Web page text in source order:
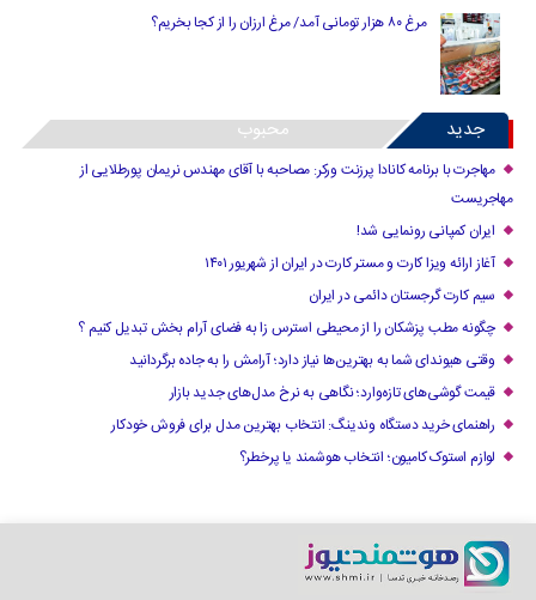
مرغ ۸۰ هزار تومانی آمد/ مرغ ارزان را از کجا بخریم؟
جدید محبوب
مهاجرت با برنامه کانادا پرزنت ورکر: مصاحبه با آقای مهندس نریمان پورطلایی از
مهاجریست
ایران کمپانی رونمایی شد!
آغاز ارائه ویزا کارت و مستر کارت در ایران از شهریور ۱۴۰۱
سیم کارت گرجستان دائمی در ایران
چگونه مطب پزشکان را از محیطی استرس زا به فضای آرام بخش تبدیل کنیم ؟
وقتی هیوندای شما به بهترین‌ها نیاز دارد؛ آرامش را به جاده برگردانید
قیمت گوشی‌های تازه‌وارد؛ نگاهی به نرخ مدل‌های جدید بازار
راهنمای خرید دستگاه وندینگ: انتخاب بهترین مدل برای فروش خودکار
لوازم استوک کامیون؛ انتخاب هوشمند یا پرخطر؟